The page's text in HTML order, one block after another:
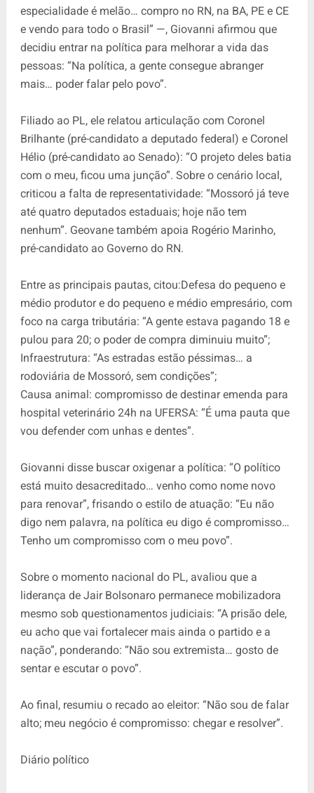
especialidade é melão… compro no RN, na BA, PE e CE
e vendo para todo o Brasil” —, Giovanni afirmou que
decidiu entrar na política para melhorar a vida das
pessoas: “Na política, a gente consegue abranger
mais… poder falar pelo povo”.
Filiado ao PL, ele relatou articulação com Coronel
Brilhante (pré-candidato a deputado federal) e Coronel
Hélio (pré-candidato ao Senado): “O projeto deles batia
com o meu, ficou uma junção”. Sobre o cenário local,
criticou a falta de representatividade: “Mossoró já teve
até quatro deputados estaduais; hoje não tem
nenhum”. Geovane também apoia Rogério Marinho,
pré-candidato ao Governo do RN.
Entre as principais pautas, citou:Defesa do pequeno e
médio produtor e do pequeno e médio empresário, com
foco na carga tributária: “A gente estava pagando 18 e
pulou para 20; o poder de compra diminuiu muito”;
Infraestrutura: “As estradas estão péssimas… a
rodoviária de Mossoró, sem condições”;
Causa animal: compromisso de destinar emenda para
hospital veterinário 24h na UFERSA: “É uma pauta que
vou defender com unhas e dentes”.
Giovanni disse buscar oxigenar a política: “O político
está muito desacreditado… venho como nome novo
para renovar”, frisando o estilo de atuação: “Eu não
digo nem palavra, na política eu digo é compromisso…
Tenho um compromisso com o meu povo”.
Sobre o momento nacional do PL, avaliou que a
liderança de Jair Bolsonaro permanece mobilizadora
mesmo sob questionamentos judiciais: “A prisão dele,
eu acho que vai fortalecer mais ainda o partido e a
nação”, ponderando: “Não sou extremista… gosto de
sentar e escutar o povo”.
Ao final, resumiu o recado ao eleitor: “Não sou de falar
alto; meu negócio é compromisso: chegar e resolver”.
Diário político